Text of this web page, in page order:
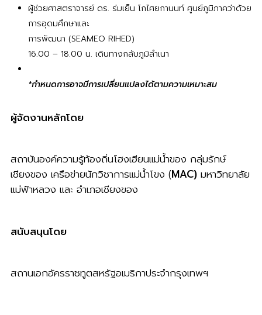
ผู้ช่วยศาสตราจารย์ ดร. ร่มเย็น โกไศยกานนท์ ศูนย์ภูมิภาคว่าด้วย
การอุดมศึกษาและ
การพัฒนา (SEAMEO RIHED)
16.00 – 18.00 น. เดินทางกลับภูมิลำเนา
*กำหนดการอาจมีการเปลี่ยนแปลงได้ตามความเหมาะสม
ผู้จัดงานหลักโดย
สถาบันองค์ความรู้ท้องถิ่นโฮงเฮียนแม่น้ำของ กลุ่มรักษ์
เชียงของ เครือข่ายนักวิชาการแม่น้ำโขง (MAC) มหาวิทยาลัย
แม่ฟ้าหลวง และ อำเภอเชียงของ
สนับสนุนโดย
สถานเอกอัครราชทูตสหรัฐอเมริกาประจำกรุงเทพฯ